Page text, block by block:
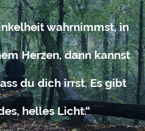
wahrnimmst, in
Herzen, dann kannst
du dich irrst. Es gibt
helles Licht.“